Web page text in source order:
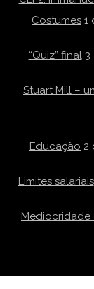
Costumes 1
“Quiz” final 3
Stuart Mill –
Educação 2
Limites salariais